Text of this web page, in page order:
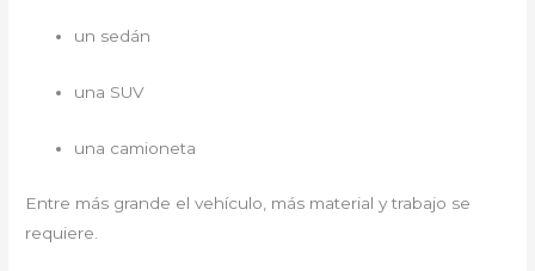
un sedán
una SUV
una camioneta
Entre más grande el vehículo, más material y trabajo se
requiere.